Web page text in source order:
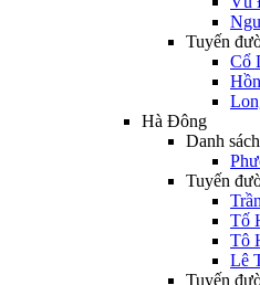
Tuyến
Cổ
Hà Đông
Danh
Tuyến
Tố
Tô
Lê
Tuyến